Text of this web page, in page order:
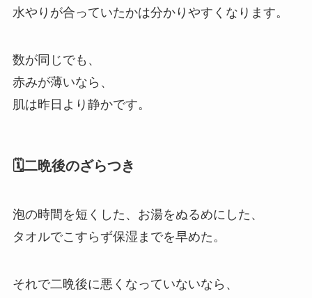
水やりが合っていたかは分かりやすくなります。
数が同じでも、
赤みが薄いなら、
肌は昨日より静かです。
🗓️二晩後のざらつき
泡の時間を短くした、お湯をぬるめにした、
タオルでこすらず保湿までを早めた。
それで二晩後に悪くなっていないなら、